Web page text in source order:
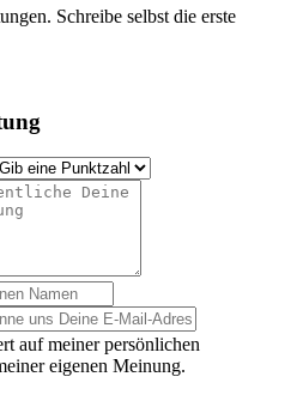
Schreibe selbst die erste
auf meiner persönlichen
eigenen Meinung.